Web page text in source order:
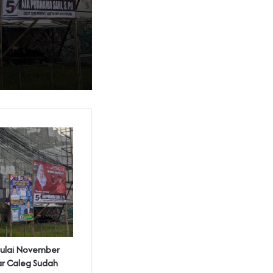
November
Caleg Sudah